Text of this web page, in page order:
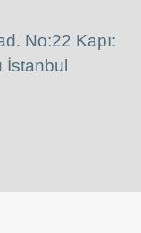
No:22 Kapı: